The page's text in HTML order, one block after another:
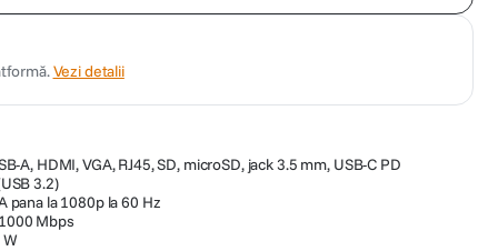
Vezi detalii
A, HDMI, VGA, RJ45, SD, microSD, jack 3.5 mm, USB-C PD
3.2)
pana la 1080p la 60 Hz
Mbps